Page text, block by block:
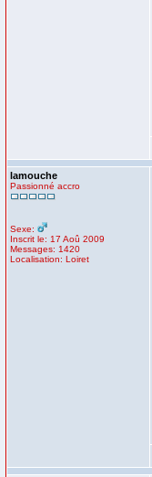
lamouche
Passionné accro
Sexe:
Inscrit le: 17 Aoû 2009
Messages: 1420
Localisation: Loiret